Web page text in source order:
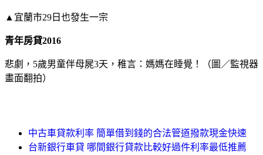
▲宜蘭市29日也發生一宗
青年房貸2016
悲劇，5歲男童伴母屍3天，稚言：媽媽在睡覺！（圖／監視器
畫面翻拍）
中古車貸款利率 簡單借到錢的合法管道撥款現金快速
台新銀行車貸 哪間銀行貸款比較好過件利率最低推薦